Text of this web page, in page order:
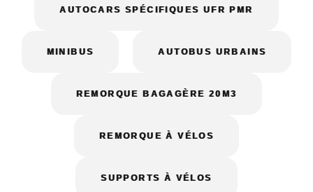
AUTOCARS SPÉCIFIQUES UFR PMR
MINIBUS AUTOBUS URBAINS
REMORQUE BAGAGÈRE 20M3
REMORQUE À VÉLOS
SUPPORTS À VÉLOS